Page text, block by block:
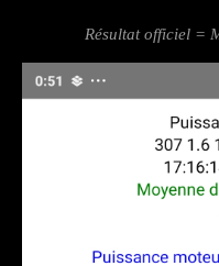
Résultat officiel =